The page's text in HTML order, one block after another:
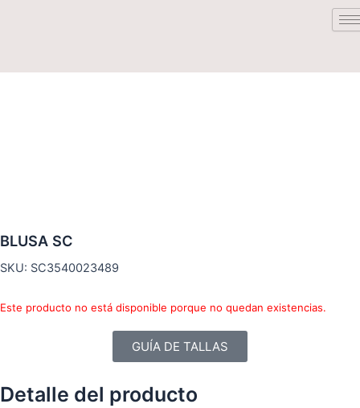
BLUSA SC
SKU: SC3540023489
Este producto no está disponible porque no quedan existencias.
GUÍA DE TALLAS
Detalle del producto